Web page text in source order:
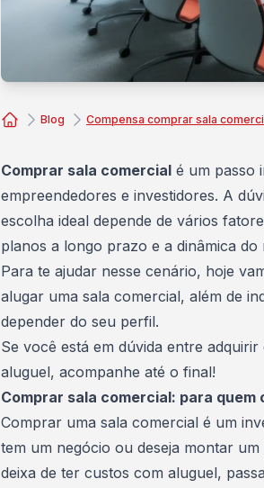
Blog Compensa comprar sala
Comprar sala comercial é um passo
empreendedores e investidores. A
escolha ideal depende de vários
planos a longo prazo e a dinâmica do
Para te ajudar nesse cenário, hoje
alugar uma sala comercial, além de
depender do seu perfil.
Se você está em dúvida entre
aluguel, acompanhe até o final!
Comprar sala comercial: para quem
Comprar uma sala comercial é um
tem um negócio ou deseja montar
deixa de ter custos com aluguel,